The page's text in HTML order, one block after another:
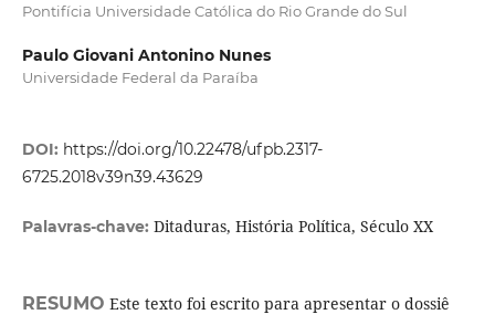
Pontifícia Universidade Católica do Rio Grande do Sul
Paulo Giovani Antonino Nunes
Universidade Federal da Paraíba
DOI: https://doi.org/10.22478/ufpb.2317-
6725.2018v39n39.43629
Palavras-chave: Ditaduras, História Política, Século XX
RESUMO Este texto foi escrito para apresentar o dossiê